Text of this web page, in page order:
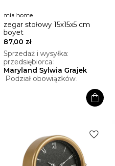
mia home
zegar stołowy 15x15x5 cm
boyet
87,00 zł
Sprzedaż i wysyłka:
przedsiębiorca:
Maryland Sylwia Grajek
Podział obowiązków.
shopping_bag
favorite